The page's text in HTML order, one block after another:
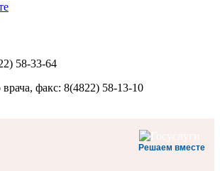
58-33-64
факс: 8(4822) 58-13-10
Решаем вместе